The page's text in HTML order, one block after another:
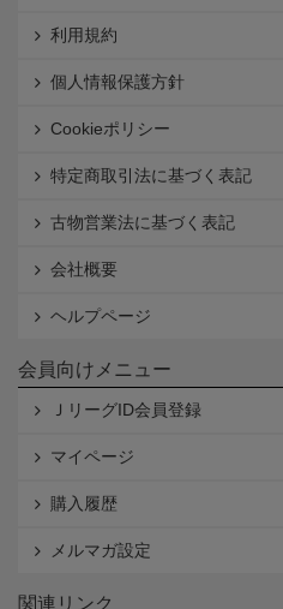
利用規約
個人情報保護方針
Cookieポリシー
特定商取引法に基づく表記
古物営業法に基づく表記
会社概要
ヘルプページ
会員向けメニュー
ＪリーグID会員登録
マイページ
購入履歴
メルマガ設定
関連リンク